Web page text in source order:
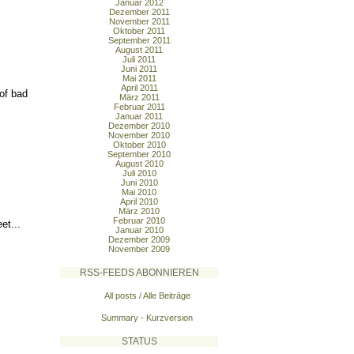
bad
Januar 2012
Dezember 2011
November 2011
Oktober 2011
September 2011
August 2011
Juli 2011
Juni 2011
Mai 2011
April 2011
März 2011
Februar 2011
Januar 2011
Dezember 2010
November 2010
Oktober 2010
September 2010
August 2010
Juli 2010
Juni 2010
Mai 2010
April 2010
März 2010
Februar 2010
Januar 2010
Dezember 2009
November 2009
RSS-FEEDS ABONNIEREN
All posts / Alle Beiträge
Summary - Kurzversion
STATUS